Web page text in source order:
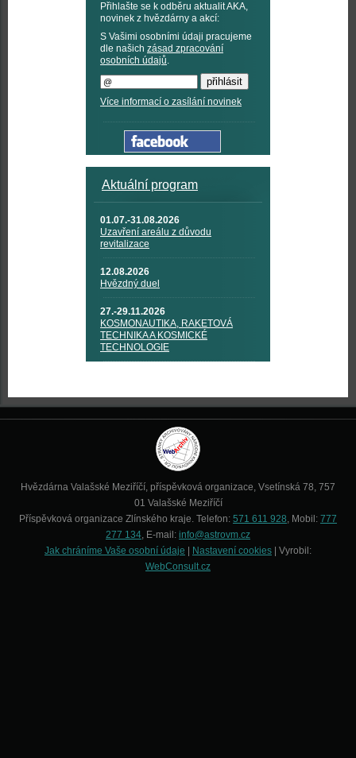
Přihlašte se k odběru aktualit AKA,
novinek z hvězdárny a akcí:
S Vašimi osobními údaji pracujeme
dle našich zásad zpracování
osobních údajů.
Více informací o zasílání novinek
Aktuální program
01.07.-31.08.2026
Uzavření areálu z důvodu
revitalizace
12.08.2026
Hvězdný duel
27.-29.11.2026
KOSMONAUTIKA, RAKETOVÁ
TECHNIKA A KOSMICKÉ
TECHNOLOGIE
Hvězdárna Valašské Meziříčí, příspěvková organizace, Vsetínská 78, 757
01 Valašské Meziříčí
Příspěvková organizace Zlínského kraje. Telefon: 571 611 928, Mobil: 777
277 134, E-mail: info@astrovm.cz
Jak chráníme Vaše osobní údaje
Nastavení cookies | Vyrobil:
WebConsult.cz